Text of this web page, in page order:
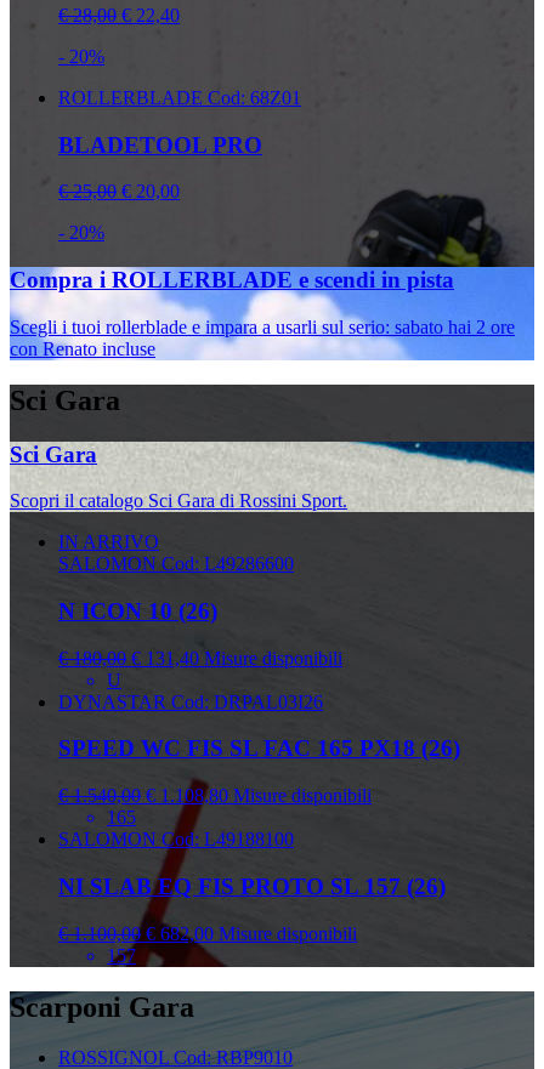
€ 28,00 € 22,40
- 20%
ROLLERBLADE Cod: 68Z01
BLADETOOL PRO
€ 25,00 € 20,00
- 20%
Compra i ROLLERBLADE e scendi in pista
Scegli i tuoi rollerblade e impara a usarli sul serio: sabato hai 2 ore
con Renato incluse
Sci Gara
Sci Gara
Scopri il catalogo Sci Gara di Rossini Sport.
IN ARRIVO
SALOMON Cod: L49286600
N ICON 10 (26)
€ 180,00 € 131,40 Misure disponibili
U
DYNASTAR Cod: DRPAL03I26
SPEED WC FIS SL FAC 165 PX18 (26)
€ 1.540,00 € 1.108,80 Misure disponibili
165
SALOMON Cod: L49188100
NI SLAB EQ FIS PROTO SL 157 (26)
€ 1.100,00 € 682,00 Misure disponibili
157
Scarponi Gara
ROSSIGNOL Cod: RBP9010